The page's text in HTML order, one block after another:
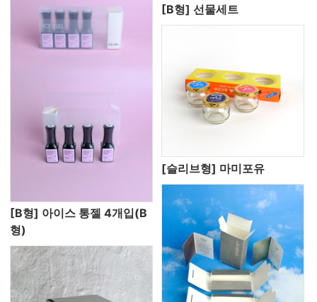
[B형] 선물세트
[B형] 아이스 통젤 4개입(B
형)
[슬리브형] 마미포유